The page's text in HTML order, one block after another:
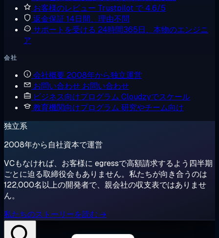
お客様のレビュー Trustpilot で 4.6/5
返金保証 14日間、理由不問
サポートを受ける 24時間365日、本物のエンジニ
ア
会社
会社概要 2008年から独立運営
お問い合わせ お問い合わせ
ビジネス向けプログラム Cloudzyでスケール
教育機関向けプログラム 研究やチーム向け
独立系
2008年から自社資本で運営
VCもなければ、お客様に egressで高額請求するよう四半期
ごとに迫る取締役会もありません。私たちが向き合うのは
122,000名以上の開発者で、親会社の収支表ではありませ
ん。
私たちのストーリーを読む →